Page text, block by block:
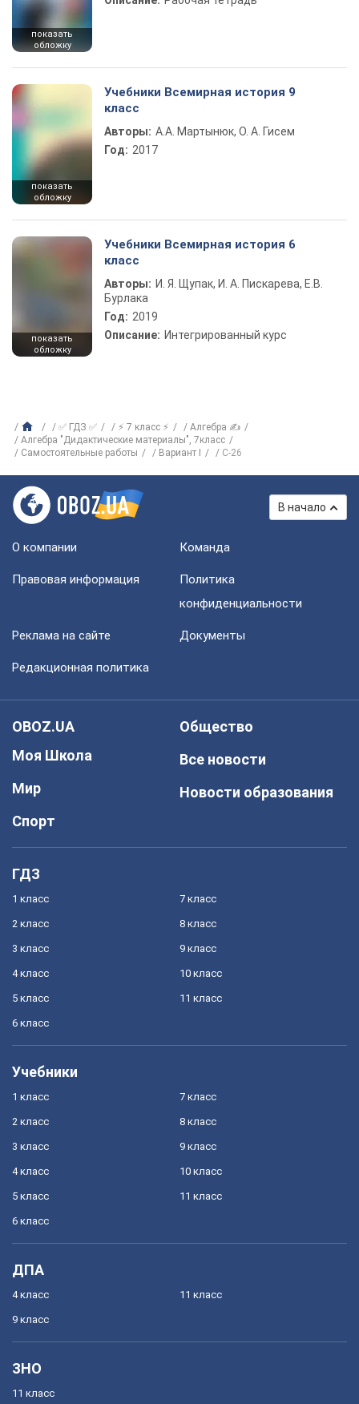
показать
обложку
показать
обложку
Учебники Всемирная история 9
класс
Авторы: А.А. Мартынюк, О. А. Гисем
Год: 2017
показать
обложку
Учебники Всемирная история 6
класс
Авторы: И. Я. Щупак, И. А. Пискарева, Е.В.
Бурлака
Год: 2019
Описание: Интегрированный курс
✅ ГДЗ ✅ ⚡ 7 класс ⚡
Алгебра ✍
Алгебра "Дидактические материалы", 7класс
Самостоятельные работы
Вариант I С-26
В начало
О компании Команда
Правовая информация
Политика
конфиденциальности
Реклама на сайте Документы
Редакционная политика
OBOZ.UA
Моя Школа
Мир
Спорт
Общество
Все новости
Новости образования
ГДЗ
1 класс
2 класс
3 класс
4 класс
5 класс
6 класс
7 класс
8 класс
9 класс
10 класс
11 класс
Учебники
1 класс
2 класс
3 класс
4 класс
5 класс
6 класс
7 класс
8 класс
9 класс
10 класс
11 класс
ДПА
4 класс
9 класс
11 класс
ЗНО
11 класс